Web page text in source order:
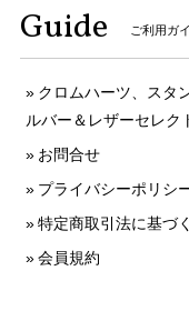
Guide ご利用ガ
クロムハーツ、スタ
ルバー＆レザーセレク
お問合せ
プライバシーポリシ
特定商取引法に基づ
会員規約